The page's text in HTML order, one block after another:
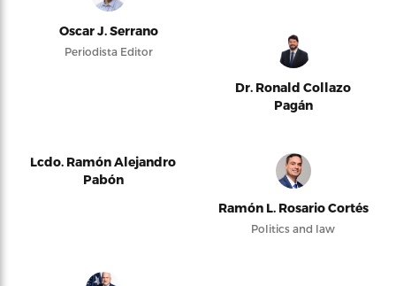
Oscar J. Serrano
Periodista Editor
Dr. Ronald Collazo
Pagán
Lcdo. Ramón Alejandro
Pabón
Ramón L. Rosario Cortés
Politics and law